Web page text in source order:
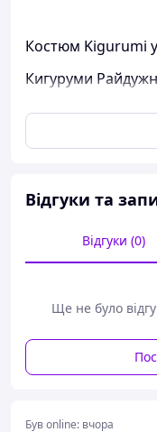
Костюм Kigurumi
Кигуруми
Він дуже
грива і хвіст
Комбінезон дуже
потайна змійка,
час відвідування
швидко сохне і
Такий чудовий
уявіть, як можна
Відгуки та
Відгуки (0)
Ще не було
Був online: вчора